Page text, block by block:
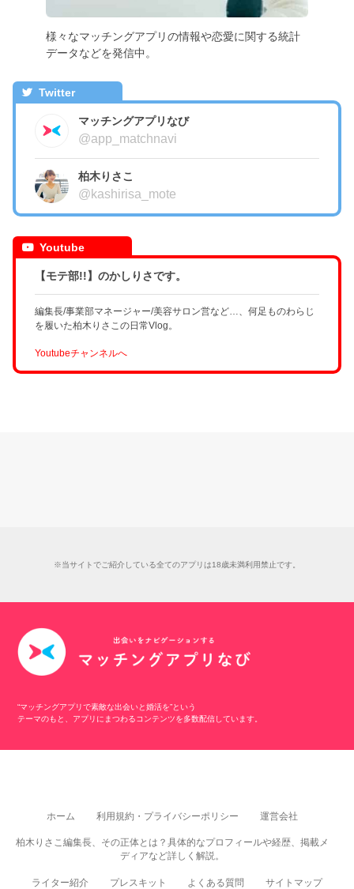
様々なマッチングアプリの情報や恋愛に関する統計
データなどを発信中。
Twitter
マッチングアプリなび
@app_matchnavi
柏木りさこ
@kashirisa_mote
Youtube
【モテ部!!】のかしりさです。
編集長/事業部マネージャー/美容サロン営など…、何足ものわらじ
を履いた柏木りさこの日常Vlog。
Youtubeチャンネルへ
※当サイトでご紹介している全てのアプリは18歳未満利用禁止です。
“マッチングアプリで素敵な出会いと婚活を”という
テーマのもと、アプリにまつわるコンテンツを多数配信しています。
ホーム 利用規約・プライバシーポリシー 運営会社
柏木りさこ編集長、その正体とは？具体的なプロフィールや経歴、掲載メ
ディアなど詳しく解説。
ライター紹介 プレスキット よくある質問 サイトマップ